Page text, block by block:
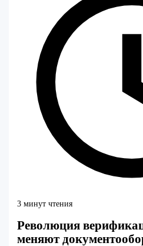
3 минут чтения
Революция
меняют